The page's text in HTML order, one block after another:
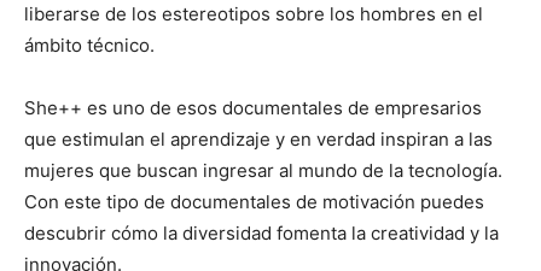
liberarse de los estereotipos sobre los hombres en el
ámbito técnico.
She++ es uno de esos documentales de empresarios
que estimulan el aprendizaje y en verdad inspiran a las
mujeres que buscan ingresar al mundo de la tecnología.
Con este tipo de documentales de motivación puedes
descubrir cómo la diversidad fomenta la creatividad y la
innovación.